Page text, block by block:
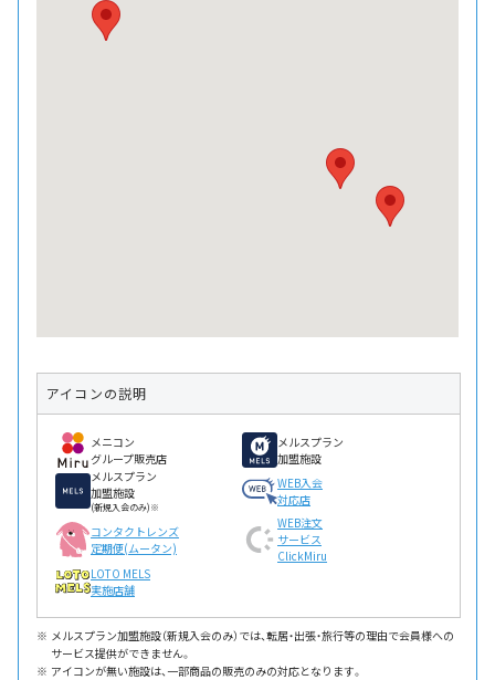
アイコンの説明
メニコン
グループ販売店
メルスプラン
加盟施設
メルスプラン
加盟施設
(新規入会のみ)※
WEB入会
対応店
コンタクトレンズ
定期便(ムータン)
WEB注文
サービス
ClickMiru
LOTO MELS
実施店舗
メルスプラン加盟施設（新規入会のみ）では、転居・出張・旅行等の理由で会員様への
サービス提供ができません。
アイコンが無い施設は、一部商品の販売のみの対応となります。